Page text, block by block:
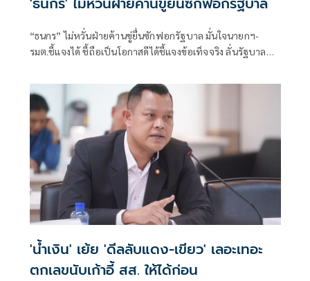
“ธนกร” ไม่หวั่นฝ่ายค้านขู่ยื่นซักฟอกรัฐบาล มั่นใจนายกฯ-
รมต.ชี้แจงได้ ชี้ถือเป็นโอกาสดีได้ชี้แจงข้อเท็จจริง ลั่นรัฐบาล
มีแต่น้ำ ไม่มีเนื้อ
'น้ำเงิน' เย้ย 'ดีลลับแดง-เขียว' เลอะเทอะ
ตกเลขนับเก้าอี้ สส. ให้ได้ก่อน